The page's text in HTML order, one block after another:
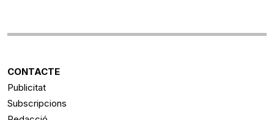
CONTACTE
Publicitat
Subscripcions